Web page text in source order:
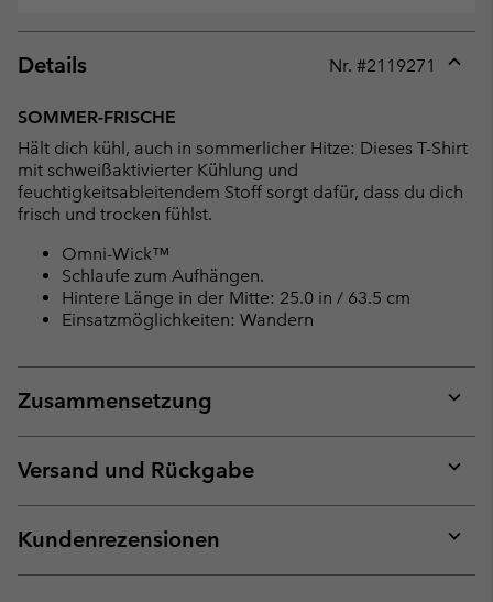
Details Nr. #2119271
SOMMER-FRISCHE
Hält dich kühl, auch in sommerlicher Hitze: Dieses T-Shirt
mit schweißaktivierter Kühlung und
feuchtigkeitsableitendem Stoff sorgt dafür, dass du dich
frisch und trocken fühlst.
Omni-Wick™
Schlaufe zum Aufhängen.
Hintere Länge in der Mitte: 25.0 in / 63.5 cm
Einsatzmöglichkeiten: Wandern
Zusammensetzung
or
Versand und Rückgabe
or
Kundenrezensionen
or